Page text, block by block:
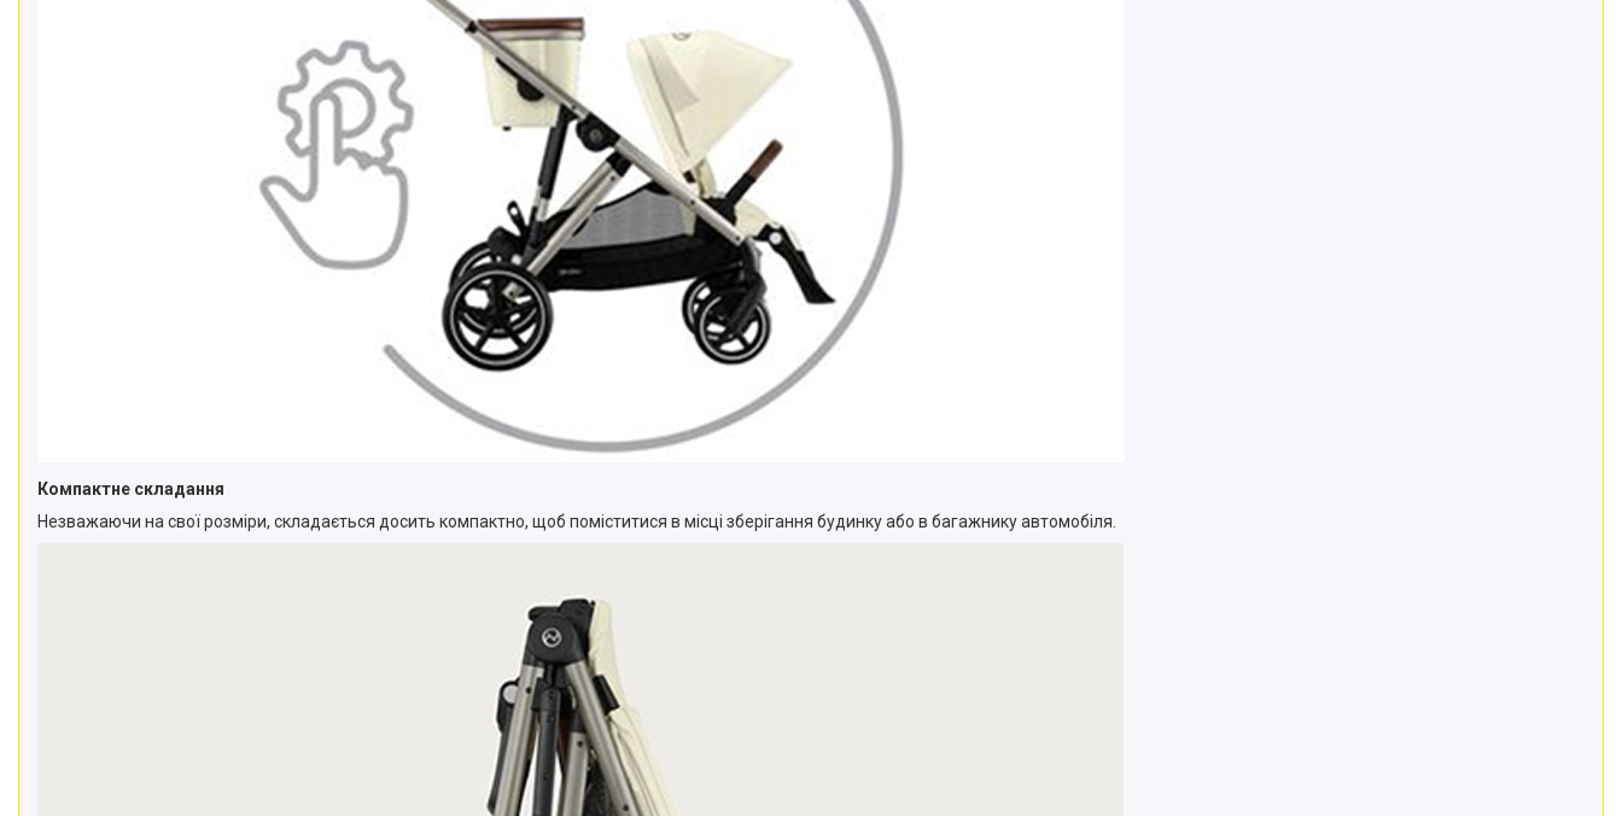
Компактне складання
Незважаючи на свої розміри, складається досить компактно, щоб поміститися в місці зберігання будинку або в багажнику автомобіля.